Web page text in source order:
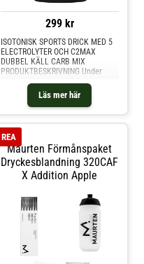
299 kr
Läs mer här
ISOTONISK SPORTS DRICK MED 5
ELECTROLYTER OCH C2MAX
DUBBEL KÄLL CARB MIX
PRODUKTBESKRIVNING Under
och elektrolyter genom svettning.
Din kropp behöver också
elektrolyter och kolhydrater för
ISOACTIVE - Isotonic Sports Drink
är utformad för
Maurten Förmånspaket
Dryckesblandning 320CAF
X Addition Apple
REA